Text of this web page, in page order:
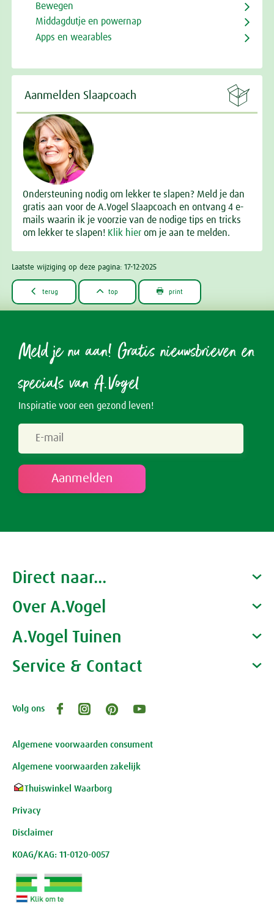
Bewegen
Middagdutje en powernap
Apps en wearables

Aanmelden Slaapcoach
Ondersteuning nodig om lekker te slapen? Meld je dan
gratis aan voor de A.Vogel Slaapcoach en ontvang 4 e-
mails waarin ik je voorzie van de nodige tips en tricks
om lekker te slapen! Klik hier om je aan te melden.
Laatste wijziging op deze pagina: 17-12-2025
 terug  top  print
Meld je nu aan! Gratis nieuwsbrieven en
specials van A.Vogel
Inspiratie voor een gezond leven!
Direct naar...
Producten
Gezondheidscoaches
Over A.Vogel
Alfred Vogel
Waarom A.Vogel kiezen
A.Vogel Tuinen
Over A.Vogel tuinen
Openingstijden, route en adres
Service & Contact
Klantenservice webwinkel
Review-richtlijnen
Volg ons
Algemene voorwaarden consument
Algemene voorwaarden zakelijk
Thuiswinkel Waarborg
Privacy
Disclaimer
KOAG/KAG: 11-0120-0057